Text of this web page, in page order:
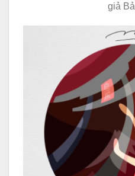
giả